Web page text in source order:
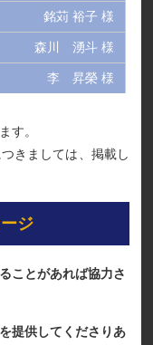
銘苅 裕子 様
森川 湧斗 様
李 昇榮 様
す。
きましては、掲載し
ジ
ことがあれば協力さ
提供してくださりあ